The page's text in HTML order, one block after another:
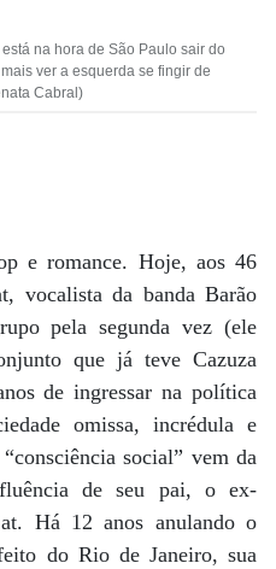
na hora de São Paulo sair do
ver a esquerda se fingir de
Cabral)
e romance. Hoje, aos 46
vocalista da banda Barão
pela segunda vez (ele
que já teve Cazuza
de ingressar na política
omissa, incrédula e
social” vem da
de seu pai, o ex-
Há 12 anos anulando o
do Rio de Janeiro, sua